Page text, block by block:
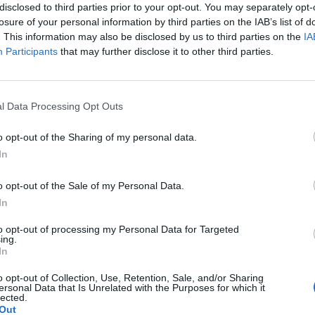
to third parties prior to your opt-out. You may separately
of your personal information by third parties on the IAB’s list of
This information may also be disclosed by us to third parties on the
Participants that may further disclose it to other third parties.
Data Processing Opt Outs
opt-out of the Sharing of my personal data.
opt-out of the Sale of my Personal Data.
opt-out of processing my Personal Data for Targeted
opt-out of Collection, Use, Retention, Sale, and/or Sharing
Data that Is Unrelated with the Purposes for which it
e le note di una banda musicale
del Sud. C'era anche il ministro
Stefania Prestigiacomo, che indossava
sottosegretario indossavano una cravatta
pronte a colpire. Ce n'erano pure per
in questo caso, ha mirato fuori l'obiettivo:
ci metta nelle condizioni di stare con lui,
che i rapporti tra noi e il governo si
Non sbaglia di certo il bersaglio quando
dell'Udc. «Ho sentito Casini fare un
folle, dire cioè che la nascita del
avrebbe rischiato di dividere l'Italia in
fino a qualche tempo fa, il bolognese
sapeva solo che era un'ora
e un'ora prima dell'una». Tra i primi a
Rudy Giuliani a Come States?
americana